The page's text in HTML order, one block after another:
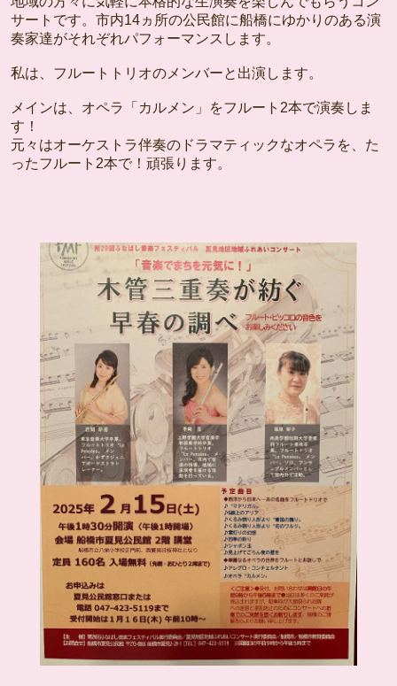
サートです。市内14ヵ所の公民館に船橋にゆかりのある演
奏家達がそれぞれパフォーマンスします。
私は、フルートトリオのメンバーと出演します。
メインは、オペラ「カルメン」をフルート2本で演奏しま
す！
元々はオーケストラ伴奏のドラマティックなオペラを、た
ったフルート2本で！頑張ります。